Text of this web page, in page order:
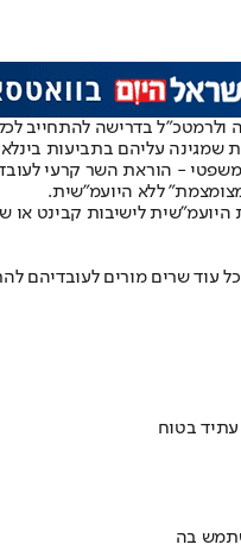
בדרישה להתחייב
עליהם בתביעות
- הוראת השר קרעי
ללא היועמ"שית.
לישיבות קבינט או
עוד שרים מורים
בטוח